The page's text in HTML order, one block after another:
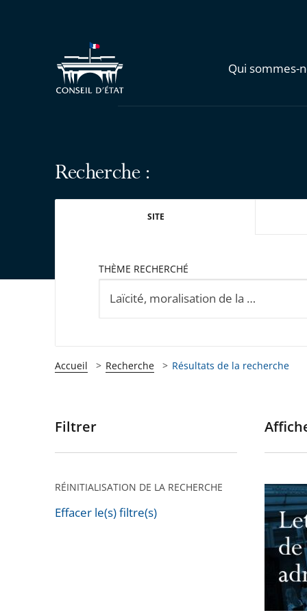
Qui sommes-
Recherche :
SITE
THÈME RECHERCHÉ
Accueil Recherche Résultats de la recherche
Passer
pour
après
Filtrer
RÉINITIALISATION DE LA RECHERCHE
Effacer le(s) filtre(s)
Lettre
de
la
justice
n°69